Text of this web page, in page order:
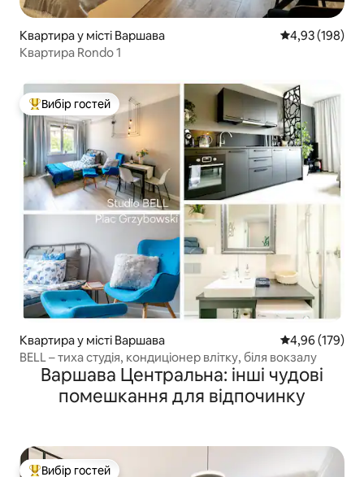
Квартира у місті Варшава Середня
4,93 (198)
Квартира Rondo 1
Топ вибір гостей
Вибір гостей
Квартира у місті Варшава Середня
4,96 (179)
BELL – тиха студія, кондиціонер влітку, біля вокзалу
Варшава Центральна: інші чудові
помешкання для відпочинку
Вибір гостей